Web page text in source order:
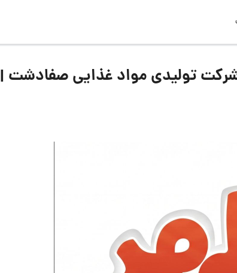
تولیدی مواد غذایی صفادشت |